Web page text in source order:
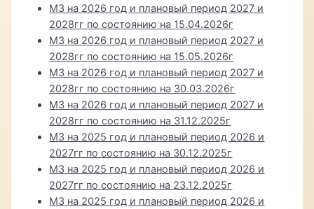
МЗ на 2026 год и плановый период 2027 и
2028гг по состоянию на 15.04.2026г
МЗ на 2026 год и плановый период 2027 и
2028гг по состоянию на 15.05.2026г
МЗ на 2026 год и плановый период 2027 и
2028гг по состоянию на 30.03.2026г
МЗ на 2026 год и плановый период 2027 и
2028гг по состоянию на 31.12.2025г
МЗ на 2025 год и плановый период 2026 и
2027гг по состоянию на 30.12.2025г
МЗ на 2025 год и плановый период 2026 и
2027гг по состоянию на 23.12.2025г
МЗ на 2025 год и плановый период 2026 и